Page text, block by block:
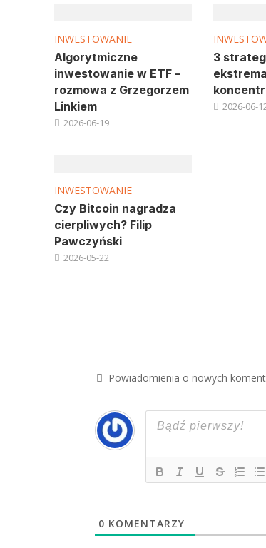
INWESTOWANIE
Algorytmiczne
inwestowanie w ETF –
rozmowa z Grzegorzem
Linkiem
2026-06-19
3
2026-06-
INWESTOWANIE
Czy Bitcoin nagradza
cierpliwych? Filip
Pawczyński
2026-05-22
Powiadomienia o nowych
0 KOMENTARZY